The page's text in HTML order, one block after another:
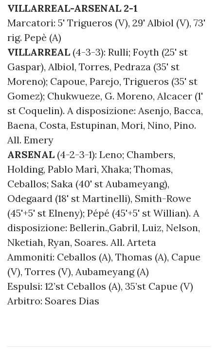
VILLARREAL-ARSENAL 2-1
Marcatori: 5' Trigueros (V), 29' Albiol (V), 73'
rig. Pepè (A)
VILLARREAL (4-3-3): Rulli; Foyth (25' st
Gaspar), Albiol, Torres, Pedraza (35' st
Moreno); Capoue, Parejo, Trigueros (35' st
Gomez); Chukwueze, G. Moreno, Alcacer (1'
st Coquelin). A disposizione: Asenjo, Bacca,
Baena, Costa, Estupinan, Mori, Nino, Pino.
All. Emery
ARSENAL (4-2-3-1): Leno; Chambers,
Holding, Pablo Marì, Xhaka; Thomas,
Ceballos; Saka (40' st Aubameyang),
Odegaard (18' st Martinelli), Smith-Rowe
(45'+5' st Elneny); Pépé (45'+5' st Willian). A
disposizione: Bellerin.,Gabril, Luiz, Nelson,
Nketiah, Ryan, Soares. All. Arteta
Ammoniti: Ceballos (A), Thomas (A), Capue
(V), Torres (V), Aubameyang (A)
Espulsi: 12’st Ceballos (A), 35’st Capue (V)
Arbitro: Soares Dias